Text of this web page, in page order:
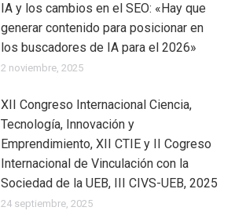
IA y los cambios en el SEO: «Hay que
generar contenido para posicionar en
los buscadores de IA para el 2026»
2 noviembre, 2025
XII Congreso Internacional Ciencia,
Tecnología, Innovación y
Emprendimiento, XII CTIE y II Cogreso
Internacional de Vinculación con la
Sociedad de la UEB, III CIVS-UEB, 2025
24 septiembre, 2025